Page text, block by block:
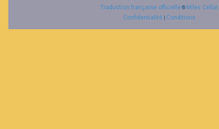
Traduction française officielle© Miles Cellar
Confidentialité
Conditions